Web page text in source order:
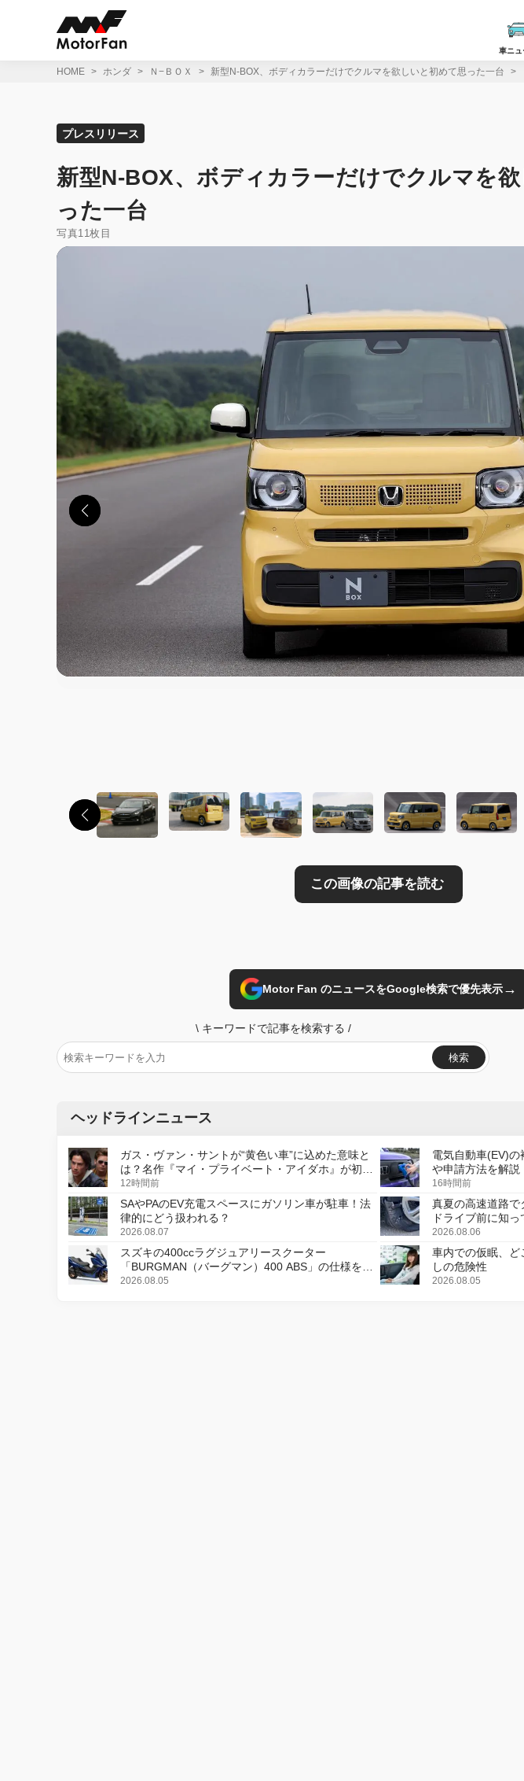
車ニュ
HOME ホンダ Ｎ−ＢＯＸ 新型N-BOX、ボディカラーだけでクルマを欲しいと初めて思った一台
プレスリリース
新型N-BOX、ボディカラーだけでクルマを
った一台
写真11枚目
Motor Fan のニュースをGoogle検索で優先表示→
\ キーワードで記事を検索する /
検索
ヘッドラインニュース
ガス・ヴァン・サントが“黄色い車”に込めた意味と
は？名作『マイ・プライベート・アイダホ』が初の
デジタルリマスター版で復活
12時間前
電気自動車(EV)
や申請方法を解説
16時間前
SAやPAのEV充電スペースにガソリン車が駐車！法
律的にどう扱われる？
2026.08.07
真夏の高速道路
ドライブ前に知
2026.08.06
スズキの400ccラグジュアリースクーター
「BURGMAN（バーグマン）400 ABS」の仕様を変
更し、8月18日に発売
2026.08.05
車内での仮眠、ど
しの危険性
2026.08.05